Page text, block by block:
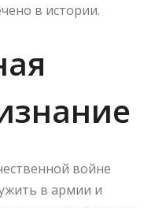
в истории.
войне
в армии и